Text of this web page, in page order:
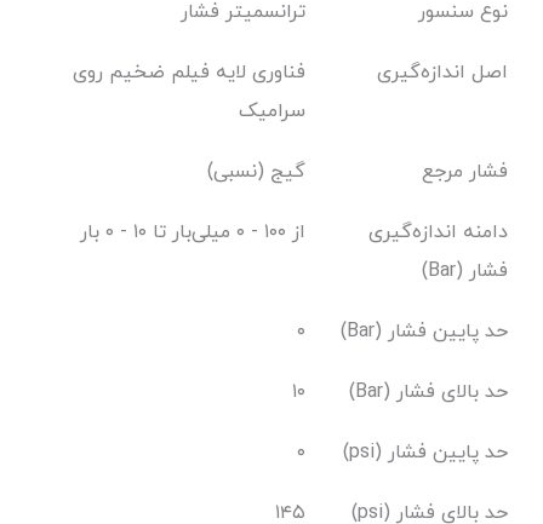
نوع سنسور ترانسمیتر فشار
اصل اندازه‌گیری
فناوری لایه فیلم ضخیم روی
سرامیک
فشار مرجع گیج (نسبی)
دامنه اندازه‌گیری
فشار (Bar)
از ۱۰۰ - ۰ میلی‌بار تا ۱۰ - ۰ بار
حد پایین فشار (Bar) ۰
حد بالای فشار (Bar) ۱۰
حد پایین فشار (psi) ۰
حد بالای فشار (psi) ۱۴۵